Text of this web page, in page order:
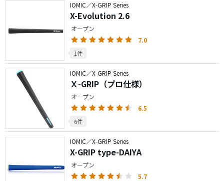
IOMIC／X-GRIP Series
X-Evolution 2.6
オープン
7.0
1件
IOMIC／X-GRIP Series
Ｘ-GRIP（プロ仕様）
オープン
6.5
6件
IOMIC／X-GRIP Series
X-GRIP type-DAIYA
オープン
5.7